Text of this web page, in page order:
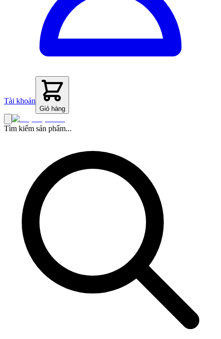
Tài khoản
Giỏ hàng
Tìm kiếm sản phẩm...